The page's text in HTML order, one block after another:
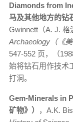
Diamonds from
马及其他地方的钻
Gwinnett（A. J. 格
Archaeology（《
547-552 页，（
始将钻石用作技术
打洞。
Gem-Minerals in
矿物》）
，A.K.